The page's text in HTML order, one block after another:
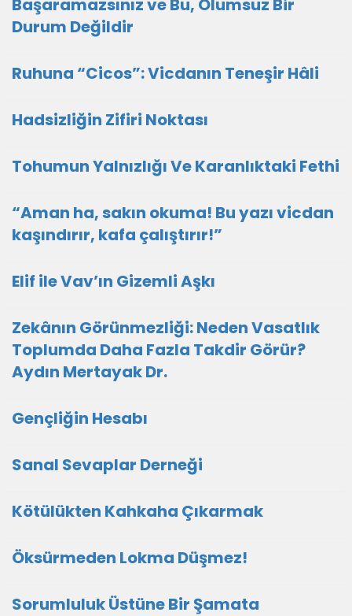
Başaramazsınız ve Bu, Olumsuz Bir
Durum Değildir
Ruhuna “Cicos”: Vicdanın Teneşir Hâli
Hadsizliğin Zifiri Noktası
Tohumun Yalnızlığı Ve Karanlıktaki Fethi
“Aman ha, sakın okuma! Bu yazı vicdan
kaşındırır, kafa çalıştırır!”
Elif ile Vav’ın Gizemli Aşkı
Zekânın Görünmezliği: Neden Vasatlık
Toplumda Daha Fazla Takdir Görür?
Aydın Mertayak Dr.
Gençliğin Hesabı
Sanal Sevaplar Derneği
Kötülükten Kahkaha Çıkarmak
Öksürmeden Lokma Düşmez!
Sorumluluk Üstüne Bir Şamata